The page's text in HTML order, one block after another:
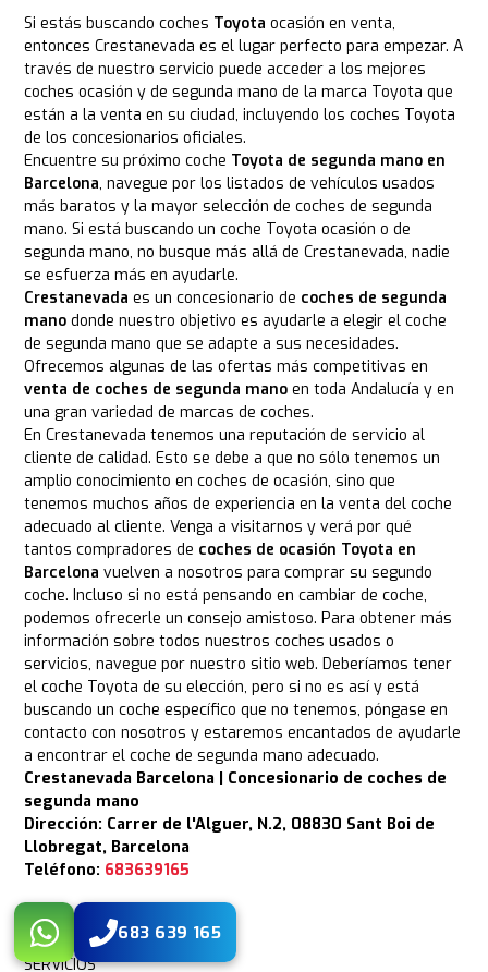
Si estás buscando coches Toyota ocasión en venta,
entonces Crestanevada es el lugar perfecto para empezar. A
través de nuestro servicio puede acceder a los mejores
coches ocasión y de segunda mano de la marca Toyota que
están a la venta en su ciudad, incluyendo los coches Toyota
de los concesionarios oficiales.
Encuentre su próximo coche Toyota de segunda mano en
Barcelona, navegue por los listados de vehículos usados
más baratos y la mayor selección de coches de segunda
mano. Si está buscando un coche Toyota ocasión o de
segunda mano, no busque más allá de Crestanevada, nadie
se esfuerza más en ayudarle.
Crestanevada es un concesionario de coches de segunda
mano donde nuestro objetivo es ayudarle a elegir el coche
de segunda mano que se adapte a sus necesidades.
Ofrecemos algunas de las ofertas más competitivas en
venta de coches de segunda mano en toda Andalucía y en
una gran variedad de marcas de coches.
En Crestanevada tenemos una reputación de servicio al
cliente de calidad. Esto se debe a que no sólo tenemos un
amplio conocimiento en coches de ocasión, sino que
tenemos muchos años de experiencia en la venta del coche
adecuado al cliente. Venga a visitarnos y verá por qué
tantos compradores de coches de ocasión Toyota en
Barcelona vuelven a nosotros para comprar su segundo
coche. Incluso si no está pensando en cambiar de coche,
podemos ofrecerle un consejo amistoso. Para obtener más
información sobre todos nuestros coches usados o
servicios, navegue por nuestro sitio web. Deberíamos tener
el coche Toyota de su elección, pero si no es así y está
buscando un coche específico que no tenemos, póngase en
contacto con nosotros y estaremos encantados de ayudarle
a encontrar el coche de segunda mano adecuado.
Crestanevada Barcelona | Concesionario de coches de
segunda mano
Dirección: Carrer de l'Alguer, N.2, 08830 Sant Boi de
Llobregat, Barcelona
Teléfono: 683639165
683 639 165
SERVICIOS